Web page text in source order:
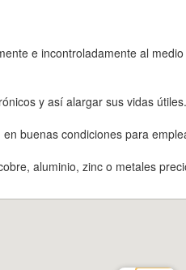
e incontroladamente al
y así alargar sus vidas útiles.
buenas condiciones para
aluminio, zinc o metales